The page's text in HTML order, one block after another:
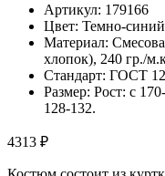
Артикул: 179166
Цвет: Темно-
Материал:
хлопок), 240 гр./
Стандарт: ГОСТ
Размер: Рост: с
128-132.
4313 ₽